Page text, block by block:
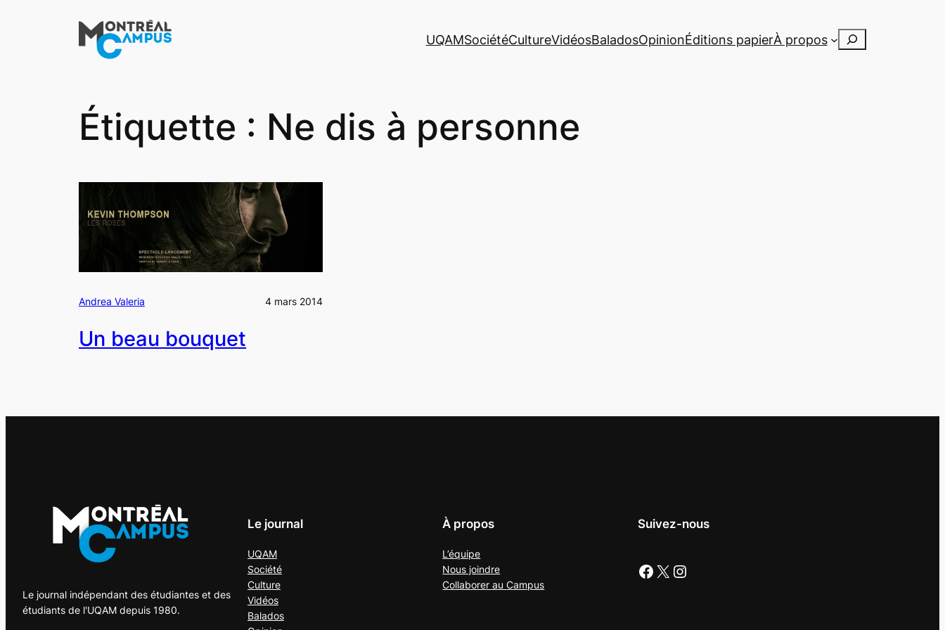
UQAMSociétéCultureVidéosBaladosOpinionÉditions papierÀ propos Rechercher
Étiquette : Ne dis à personne
Andrea Valeria 4 mars 2014
Un beau bouquet
Le journal indépendant des étudiantes et des
étudiants de l'UQAM depuis 1980.
Le journal
UQAM
Société
Culture
Vidéos
Balados
À propos
L’équipe
Nous joindre
Collaborer auCampus
Suivez-nous
Facebook X Instagram